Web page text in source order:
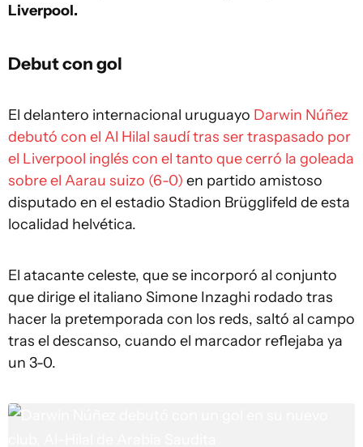
Liverpool.
Debut con gol
El delantero internacional uruguayo Darwin Núñez
debutó con el Al Hilal saudí tras ser traspasado por
el Liverpool inglés con el tanto que cerró la goleada
sobre el Aarau suizo (6-0) en partido amistoso
disputado en el estadio Stadion Brügglifeld de esta
localidad helvética.
El atacante celeste, que se incorporó al conjunto
que dirige el italiano Simone Inzaghi rodado tras
hacer la pretemporada con los reds, saltó al campo
tras el descanso, cuando el marcador reflejaba ya
un 3-0.